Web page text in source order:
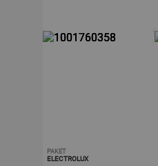
PAKET
ELECTROLUX